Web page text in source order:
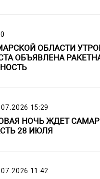
ОБЛАСТИ
ОБЪЯВЛЕНА
15:29
НОЧЬ ЖДЕТ
28 ИЮЛЯ
11:42